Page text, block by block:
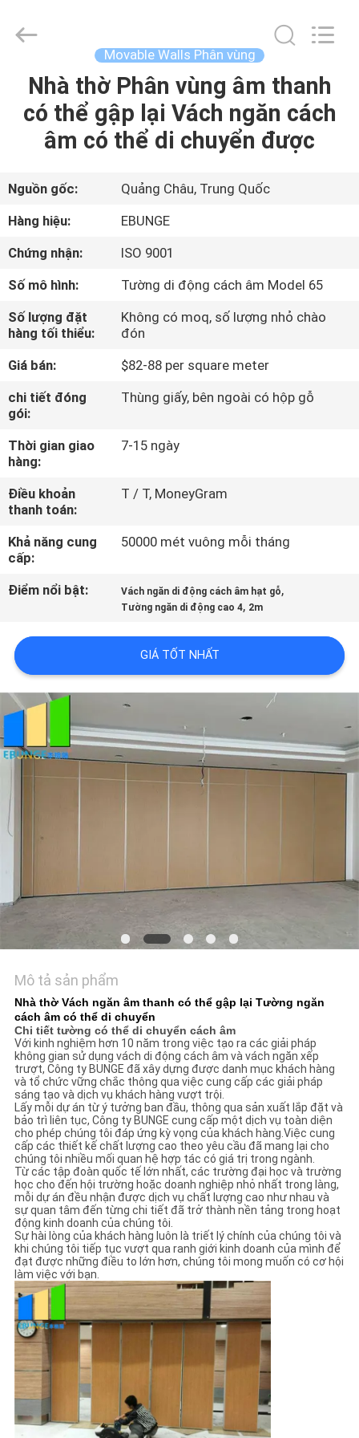
TRANG
CHỦ
SẢN
PHẨM
CHÚNG
TÔI
THAM
QUAN
MÁY
KIỂM
SOÁT
CHẤT
LƯỢNG
LIÊN
HỆ
CHÚNG
TÔI
TIN
TỨC
CẦU
BÁO
SƠ
ĐỒ
TRANG
WEB
PRIVACY
POLICY
Material
Industrial
Reserved.
Movable Walls Phân vùng
Nhà thờ Phân vùng âm thanh
có thể gập lại Vách ngăn cách
âm có thể di chuyển được
Nguồn gốc:
Quảng Châu, Trung Quốc
Hàng hiệu:
EBUNGE
Chứng nhận:
ISO 9001
Số mô hình:
Tường di động cách âm Model 65
Số lượng đặt
hàng tối thiểu:
Không có moq, số lượng nhỏ chào
đón
Giá bán:
$82-88 per square meter
chi tiết đóng
gói:
Thùng giấy, bên ngoài có hộp gỗ
Thời gian giao
hàng:
7-15 ngày
Điều khoản
thanh toán:
T / T, MoneyGram
Khả năng cung
cấp:
50000 mét vuông mỗi tháng
Điểm nổi bật: Vách ngăn di động cách âm hạt gỗ,
Tường ngăn di động cao 4, 2m
GIÁ TỐT NHẤT
Mô tả sản phẩm
Nhà thờ Vách ngăn âm thanh có thể gập lại Tường ngăn
cách âm có thể di chuyển
Chi tiết tường có thể di chuyển cách âm
Với kinh nghiệm hơn 10 năm trong việc tạo ra các giải pháp
không gian sử dụng vách di động cách âm và vách ngăn xếp
trượt, Công ty BUNGE đã xây dựng được danh mục khách hàng
và tổ chức vững chắc thông qua việc cung cấp các giải pháp
sáng tạo và dịch vụ khách hàng vượt trội.
Lấy mỗi dự án từ ý tưởng ban đầu, thông qua sản xuất lắp đặt và
bảo trì liên tục, Công ty BUNGE cung cấp một dịch vụ toàn diện
cho phép chúng tôi đáp ứng kỳ vọng của khách hàng.Việc cung
cấp các thiết kế chất lượng cao theo yêu cầu đã mang lại cho
chúng tôi nhiều mối quan hệ hợp tác có giá trị trong ngành.
Từ các tập đoàn quốc tế lớn nhất, các trường đại học và trường
học cho đến hội trường hoặc doanh nghiệp nhỏ nhất trong làng,
mỗi dự án đều nhận được dịch vụ chất lượng cao như nhau và
sự quan tâm đến từng chi tiết đã trở thành nền tảng trong hoạt
động kinh doanh của chúng tôi.
Sự hài lòng của khách hàng luôn là triết lý chính của chúng tôi và
khi chúng tôi tiếp tục vượt qua ranh giới kinh doanh của mình để
đạt được những điều to lớn hơn, chúng tôi mong muốn có cơ hội
làm việc với bạn.